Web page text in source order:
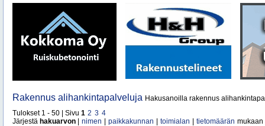
Rakennus alihankintapalveluja Hakusanoilla rakennus
Tulokset 1 - 50 | Sivu 1 2 3 4
Järjestä hakuarvon nimen paikkakunnan toimialan tietomäärän mukaan